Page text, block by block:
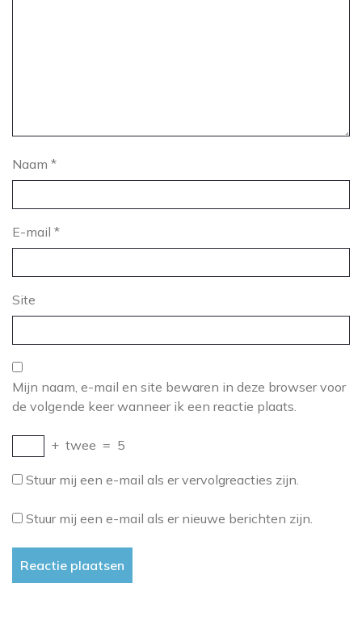
Naam *
E-mail *
Site
Mijn naam, e-mail en site bewaren in deze browser voor
de volgende keer wanneer ik een reactie plaats.
+ twee = 5
Stuur mij een e-mail als er vervolgreacties zijn.
Stuur mij een e-mail als er nieuwe berichten zijn.